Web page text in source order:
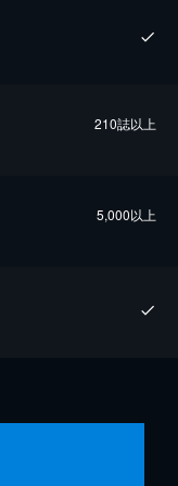
210誌以上
5,000以上